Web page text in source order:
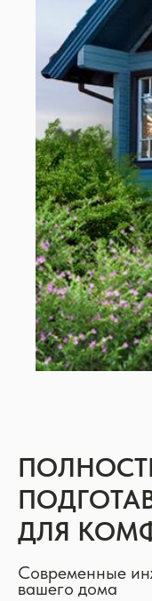
ДЛЯ
Современные
вашего дома